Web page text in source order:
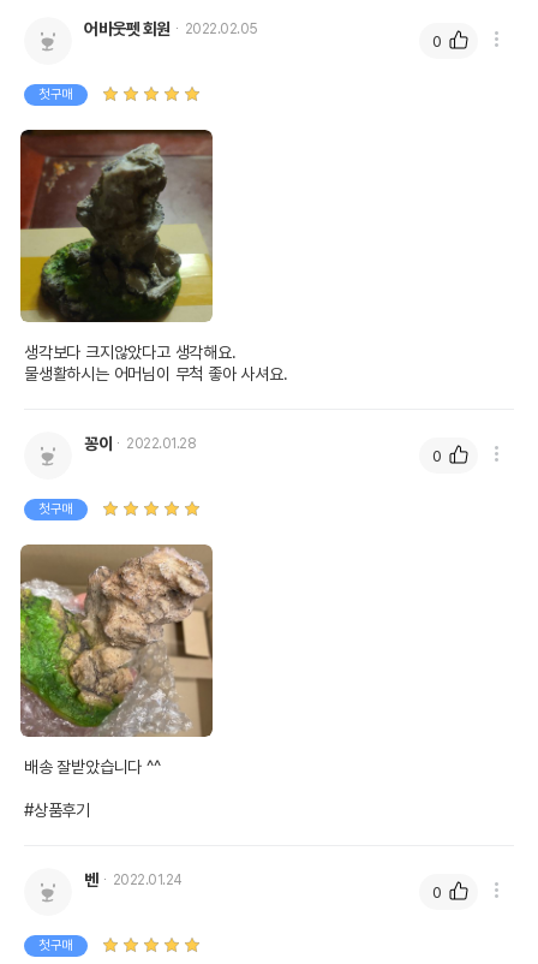
상품 필수 정보
품명 및 모델명
어바웃펫 회원 2022.02.05
첫구매
생각보다 크지않았다고 생각해요.
물생활하시는 어머님이 무척 좋아 사셔요.
0
꽁이 2022.01.28
첫구매
배송 잘받았습니다 ^^
#상품후기
0
벤 2022.01.24
첫구매
0